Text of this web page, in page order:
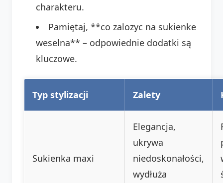
charakteru.
Pamiętaj, **co zalozyc na sukienke
weselna** – odpowiednie dodatki są
kluczowe.
Typ stylizacji Zalety
Sukienka maxi
Elegancja,
ukrywa
niedoskonałości,
wydłuża